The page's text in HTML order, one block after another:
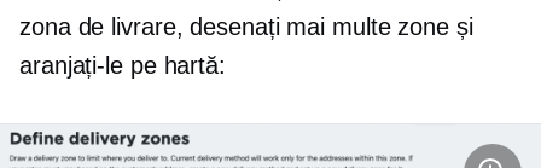
zona de livrare, desenați mai multe zone și
aranjați-le pe hartă: